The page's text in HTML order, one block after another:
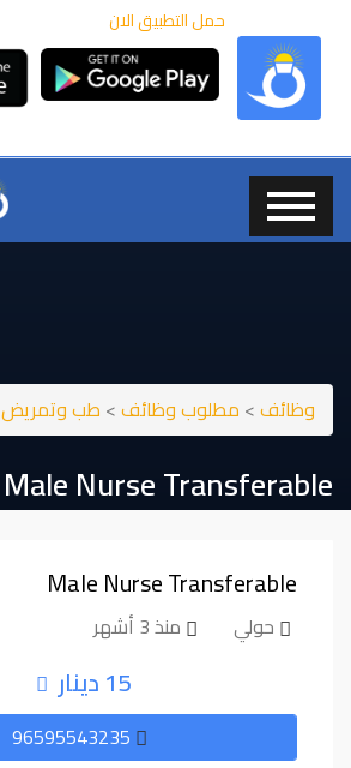
حمل التطبيق الان
وظائف> مطلوب وظائف> طب وتمريض
Male Nurse Transferable
Male Nurse Transferable
حولي منذ 3 أشهر
15 دينار